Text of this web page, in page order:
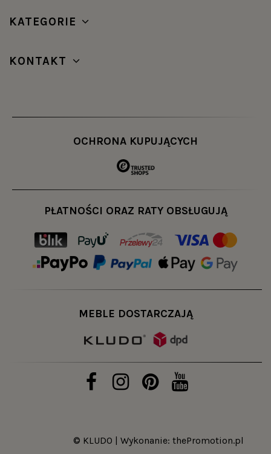
KATEGORIE
KONTAKT
OCHRONA KUPUJĄCYCH
PŁATNOŚCI ORAZ RATY OBSŁUGUJĄ
MEBLE DOSTARCZAJĄ
© KLUDO | Wykonanie: thePromotion.pl